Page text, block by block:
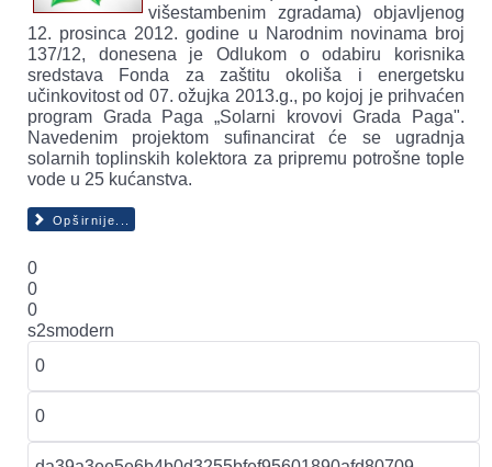
višestambenim zgradama) objavljenog
12. prosinca 2012. godine u Narodnim novinama broj
137/12, donesena je Odlukom o odabiru korisnika
sredstava Fonda za zaštitu okoliša i energetsku
učinkovitost od 07. ožujka 2013.g., po kojoj je prihvaćen
program Grada Paga „Solarni krovovi Grada Paga".
Navedenim projektom sufinancirat će se ugradnja
solarnih toplinskih kolektora za pripremu potrošne tople
vode u 25 kućanstva.
Opširnije...
0
0
0
s2smodern